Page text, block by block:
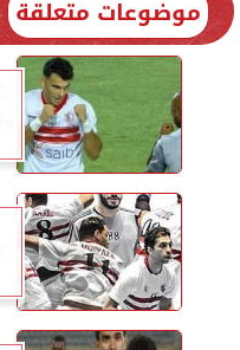
موضوعات متعلقة